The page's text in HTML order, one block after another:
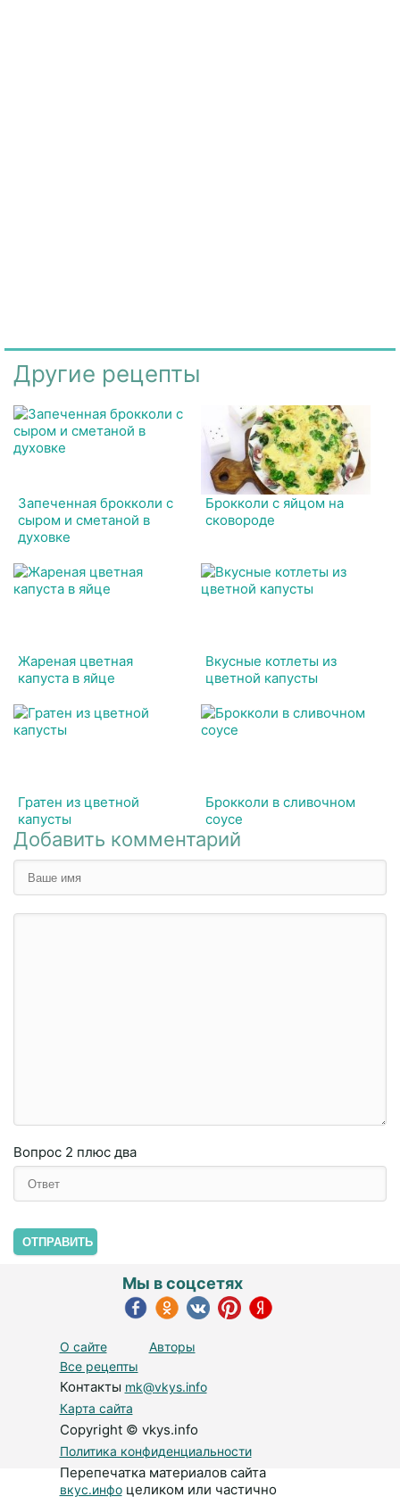
Другие рецепты
Запеченная брокколи с
сыром и сметаной в
духовке
Брокколи с яйцом на
сковороде
Жареная цветная
капуста в яйце
Вкусные котлеты из
цветной капусты
Гратен из цветной
капусты
Брокколи в сливочном
соусе
Добавить комментарий
Вопрос 2 плюc двa
ОТПРАВИТЬ
О сайте
Авторы
Все рецепты
Контакты mk@vkys.info
Карта сайта
Copyright © vkys.info
Политика конфиденциальности
Перепечатка материалов сайта
вкус.инфоцеликом или частично
Мы в соцсетях